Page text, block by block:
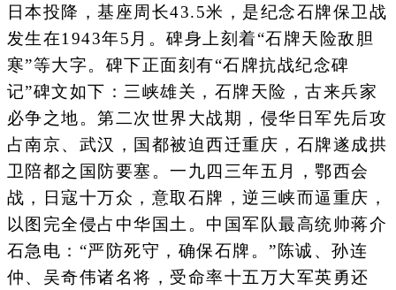
日本投降，基座周长43.5米，是纪念石牌保卫战
发生在1943年5月。碑身上刻着“石牌天险敌胆
寒”等大字。碑下正面刻有“石牌抗战纪念碑
记”碑文如下：三峡雄关，石牌天险，古来兵家
必争之地。第二次世界大战期，侵华日军先后攻
占南京、武汉，国都被迫西迁重庆，石牌遂成拱
卫陪都之国防要塞。一九四三年五月，鄂西会
战，日寇十万众，意取石牌，逆三峡而逼重庆，
以图完全侵占中华国土。中国军队最高统帅蒋介
石急电：“严防死守，确保石牌。”陈诚、孙连
仲、吴奇伟诸名将，受命率十五万大军英勇还